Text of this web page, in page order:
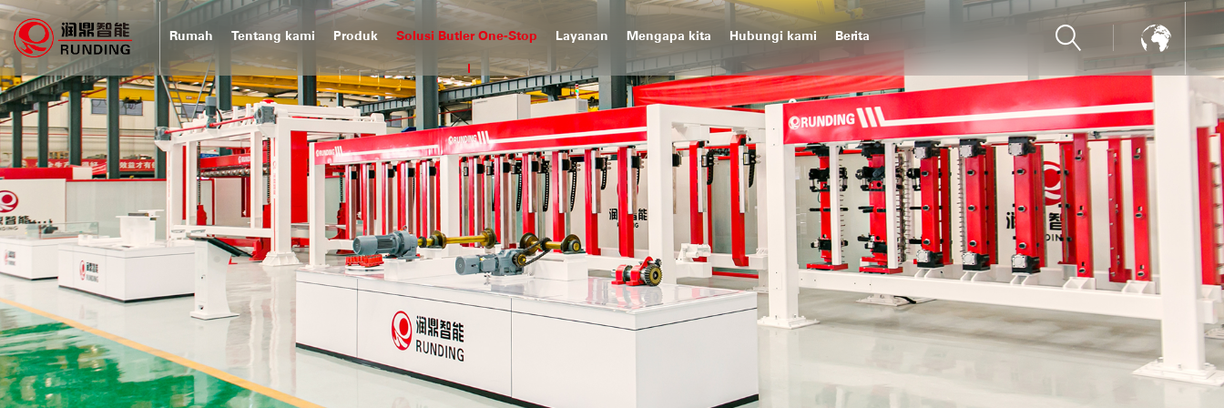
Rumah Tentang kami Produk Solusi Butler One-Stop Layanan Mengapa kita Hubungi kami Berita